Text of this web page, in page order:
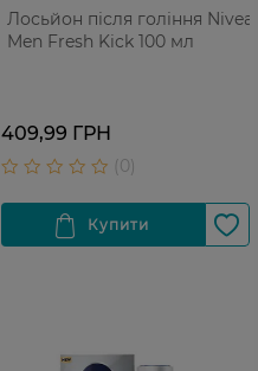
Лосьйон після гоління Nivea
Men Fresh Kick 100 мл
409,99 ГРН